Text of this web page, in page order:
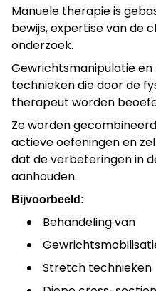
Manuele therapie is
bewijs, expertise van de
onderzoek.
Gewrichtsmanipulatie
technieken die door de
therapeut worden
Ze worden
actieve oefeningen en
dat de verbeteringen in
aanhouden.
Bijvoorbeeld:
Behandeling van
Stretch technieken